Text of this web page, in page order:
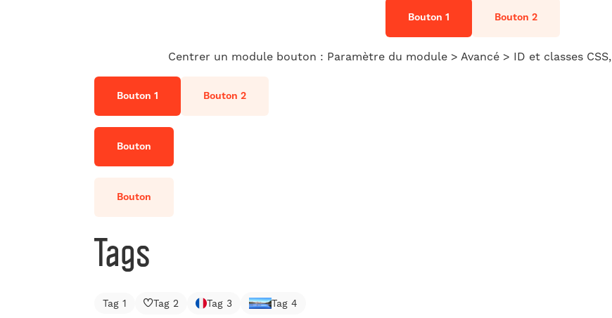
Bouton 1 Bouton 2
Centrer un module bouton : Paramètre du module > Avancé > ID et classes CSS,
Bouton 1 Bouton 2
Bouton
Bouton
Tags
Tag 1 Tag 2 Tag 3 Tag 4